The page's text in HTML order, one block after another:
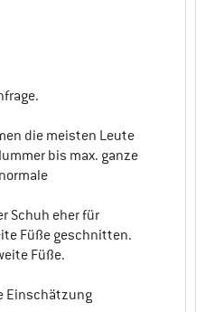
die meisten Leute
bis max. ganze
Schuh eher für
Füße geschnitten.
Füße.
Einschätzung